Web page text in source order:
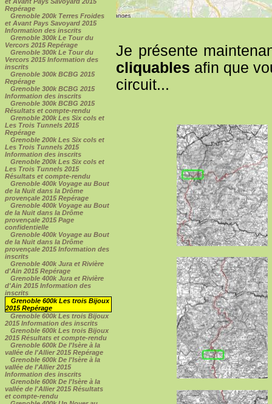
Repérage
Grenoble 200k Terres Froides
et Avant Pays Savoyard 2015
Information des inscrits
Grenoble 300k Le Tour du
Vercors 2015 Repérage
Grenoble 300k Le Tour du
Vercors 2015 Information des
inscrits
Grenoble 300k BCBG 2015
Repérage
Grenoble 300k BCBG 2015
Information des inscrits
Grenoble 300k BCBG 2015
Résultats et compte-rendu
Grenoble 200k Les Six cols et
Les Trois Tunnels 2015
Repérage
Grenoble 200k Les Six cols et
Les Trois Tunnels 2015
Information des inscrits
Grenoble 200k Les Six cols et
Les Trois Tunnels 2015
Résultats et compte-rendu
Grenoble 400k Voyage au Bout
de la Nuit dans la Drôme
provençale 2015 Repérage
Grenoble 400k Voyage au Bout
de la Nuit dans la Drôme
provençale 2015 Page
confidentielle
Grenoble 400k Voyage au Bout
de la Nuit dans la Drôme
provençale 2015 Information des
inscrits
Grenoble 400k Jura et Rivière
d'Ain 2015 Repérage
Grenoble 400k Jura et Rivière
d'Ain 2015 Information des
inscrits
Grenoble 600k Les trois Bijoux
2015 Repérage
Grenoble 600k Les trois Bijoux
2015 Information des inscrits
Grenoble 600k Les trois Bijoux
2015 Résultats et compte-rendu
Grenoble 600k De l'Isère à la
vallée de l'Allier 2015 Repérage
Grenoble 600k De l'Isère à la
vallée de l'Allier 2015
Information des inscrits
Grenoble 600k De l'Isère à la
vallée de l'Allier 2015 Résultats
et compte-rendu
Je présente
cliquables afin que
circuit...